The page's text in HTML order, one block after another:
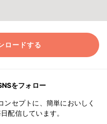
ロードする
をフォロー
ンセプトに、簡単においしく
配信しています。